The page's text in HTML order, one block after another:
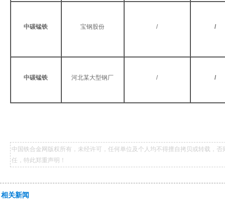
中碳锰铁 宝钢股份 / /
中碳锰铁 河北某大型钢厂 / /
中国铁合金网版权所有，未经许可，任何单位及个人均不得擅自拷贝或转载，
任，特此郑重声明！
相关新闻